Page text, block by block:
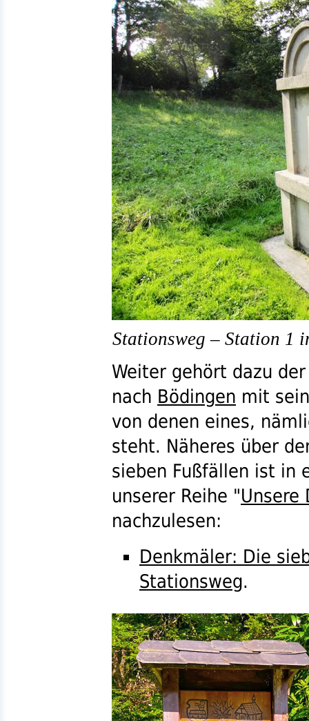
Stationsweg – Station 1
Weiter gehört dazu
nach Bödingen mit
von denen eines,
steht. Näheres über
sieben Fußfällen ist in
unserer Reihe "Unsere
nachzulesen:
Denkmäler: Die
Stationsweg.